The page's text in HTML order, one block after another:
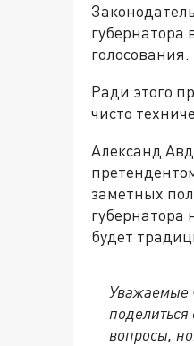
губернатора
голосования.
Ради этого
чисто
Александ
заметных
губернатора
будет
Уважаемые
вопросы,